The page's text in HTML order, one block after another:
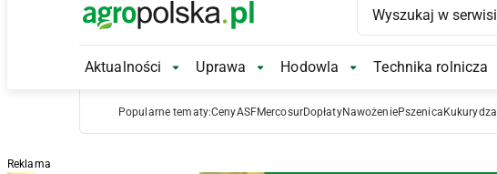
Main Logo
Aktualności Aktualności Submenu
Uprawa Uprawa Submenu
Hodowla Hodowla Submenu
Technika rolnicza
Popularne tematy:CenyASFMercosurDopłatyNawożeniePszenica Kukurydza
Reklama